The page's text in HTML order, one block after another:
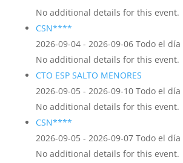
No additional details for this event.
CSN****
2026-09-04 - 2026-09-06 Todo el día
No additional details for this event.
CTO ESP SALTO MENORES
2026-09-05 - 2026-09-10 Todo el día
No additional details for this event.
CSN****
2026-09-05 - 2026-09-07 Todo el día
No additional details for this event.